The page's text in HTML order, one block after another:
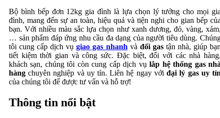
Bếp Gas công nghiệp
công nghiệp
Bộ bình bếp đơn 12kg gia đình là lựa chọn lý tưởng cho mọi
đình, mang đến sự an toàn, hiệu quả và tiện nghi cho gian bếp
bạn. Với nhiều màu sắc lựa chọn như xanh dương, đỏ, vàng,
… sản phẩm đáp ứng nhu cầu đa dạng của người tiêu dùng.
tôi cung cấp dịch vụgiao gas nhanh và đổi gastận nhà, giúp
tiết kiệm thời gian và công sức. Đặc biệt, đối với các nhà
khách sạn, chúng tôi còn cung cấp dịch vụlắp hệ thống gas
hàng chuyên nghiệp và uy tín. Liên hệ ngay vớiđại lý gas uy
của chúng tôi để được tư vấn và hỗ trợ!
Thông tin nổi bật